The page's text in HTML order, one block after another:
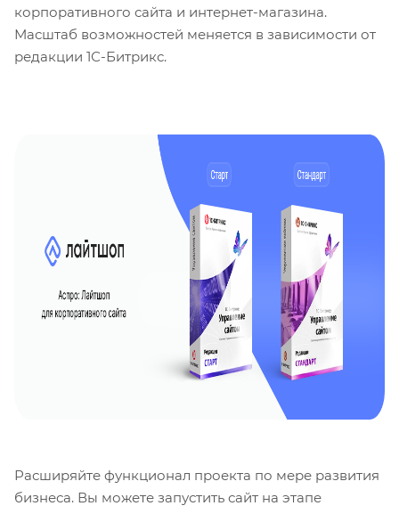
корпоративного сайта и интернет-магазина.
Масштаб возможностей меняется в зависимости от
редакции 1С-Битрикс.
Расширяйте функционал проекта по мере развития
бизнеса. Вы можете запустить сайт на этапе